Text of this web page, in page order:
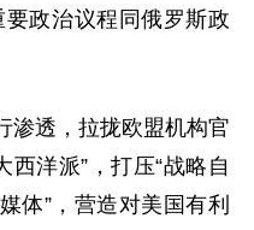
政治议程同俄罗斯政
渗透，拉拢欧盟机构官
西洋派”，打压“战略自
体”，营造对美国有利